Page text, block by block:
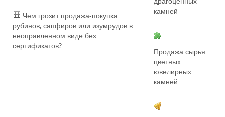
Чем грозит продажа-покупка
рубинов, сапфиров или изумрудов в
неоправленном виде без
сертификатов?
камней
Продажа сырья
цветных
ювелирных
камней